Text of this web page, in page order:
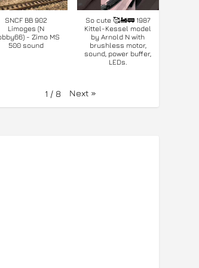
SNCF BB 902
Limoges (N
- Zimo MS
500 sound
So cute 🥰🚂🚃 1987
Kittel-Kessel model
by Arnold N with
brushless motor,
sound, power buffer,
LEDs.
1 / 8 Next »